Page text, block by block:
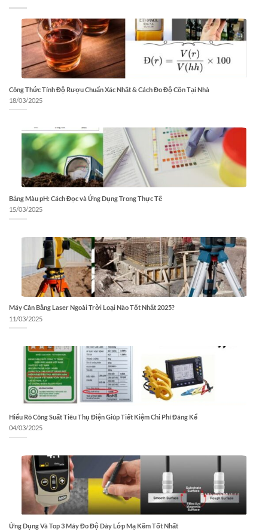
Công Thức Tính Độ Rượu Chuẩn Xác Nhất & Cách Đo Độ Cồn Tại Nhà
18/03/2025
Bảng Màu pH: Cách Đọc và Ứng Dụng Trong Thực Tế
15/03/2025
Máy Cân Bằng Laser Ngoài Trời Loại Nào Tốt Nhất 2025?
11/03/2025
Hiểu Rõ Công Suất Tiêu Thụ Điện Giúp Tiết Kiệm Chi Phí Đáng Kể
04/03/2025
Ứng Dụng Và Top 3 Máy Đo Độ Dày Lớp Mạ Kẽm Tốt Nhất